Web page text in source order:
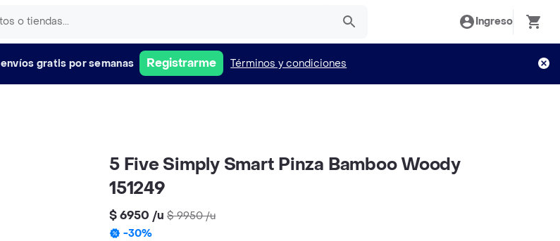
Ingreso
envíos gratis por semanas Registrarme Términos y condiciones
5 Five Simply Smart Pinza Bamboo Woody
151249
$ 6950 /u $ 9950/u
-30%